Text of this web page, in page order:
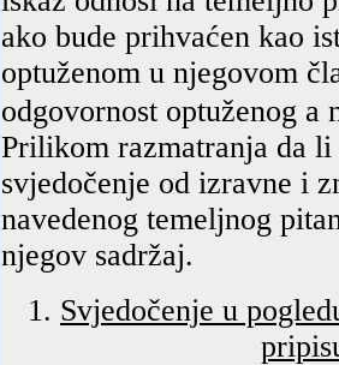
ako bude prihvaćen kao
optuženom u njegovom
odgovornost optuženog a
Prilikom razmatranja da
svjedočenje od izravne i
navedenog temeljnog
njegov sadržaj.
1. Svjedočenje u